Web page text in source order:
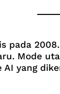
pada
Mode
AI yang